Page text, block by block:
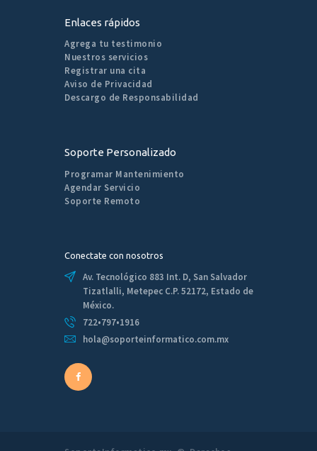
Enlaces rápidos
Agrega tu testimonio
Nuestros servicios
Registrar una cita
Aviso de Privacidad
Descargo de Responsabilidad
Soporte Personalizado
Programar Mantenimiento
Agendar Servicio
Soporte Remoto
Conectate con nosotros
Av. Tecnológico 883 Int. D, San Salvador
Tizatlalli, Metepec C.P. 52172, Estado de
México.
722•797•1916
hola@soporteinformatico.com.mx